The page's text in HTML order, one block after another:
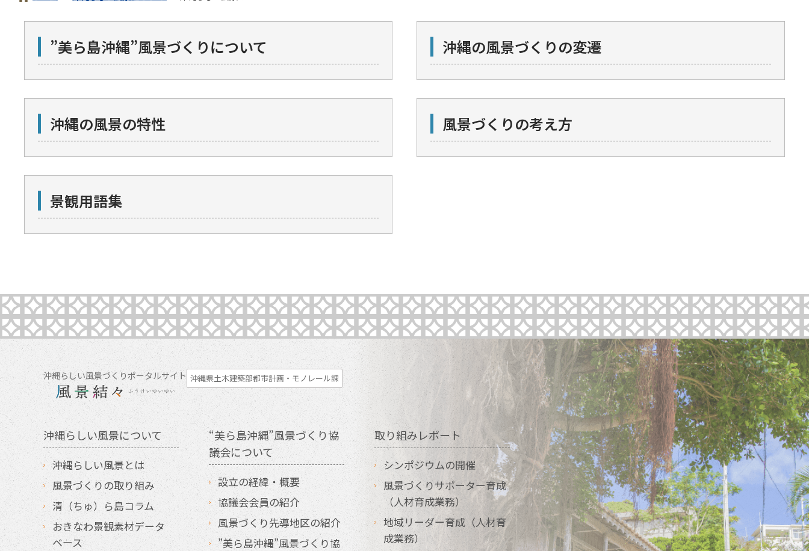
”美ら島沖縄”風景づくりについて 沖縄の風景づくりの変遷
沖縄の風景の特性 風景づくりの考え方
景観用語集
沖縄らしい風景づくりポータルサイト 沖縄県土木建築部都市計画・モノレール課
沖縄らしい風景について
沖縄らしい風景とは
風景づくりの取り組み
清（ちゅ）ら島コラム
おきなわ景観素材データ
ベース
“美ら島沖縄”風景づくり協
議会について
設立の経緯・概要
協議会会員の紹介
風景づくり先導地区の紹介
”美ら島沖縄”風景づくり協
取り組みレポート
シンポジウムの開催
風景づくりサポーター育成
（人材育成業務）
地域リーダー育成（人材育
成業務）